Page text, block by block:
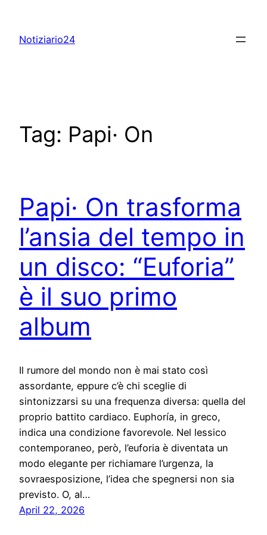
content
Notiziario24
Tag: Papi· On
Papi· On trasforma
l’ansia del tempo in
un disco: “Euforia”
è il suo primo
album
Il rumore del mondo non è mai stato così
assordante, eppure c’è chi sceglie di
sintonizzarsi su una frequenza diversa: quella del
proprio battito cardiaco. Euphoría, in greco,
indica una condizione favorevole. Nel lessico
contemporaneo, però, l’euforia è diventata un
modo elegante per richiamare l’urgenza, la
sovraesposizione, l’idea che spegnersi non sia
previsto. O, al…
April 22, 2026